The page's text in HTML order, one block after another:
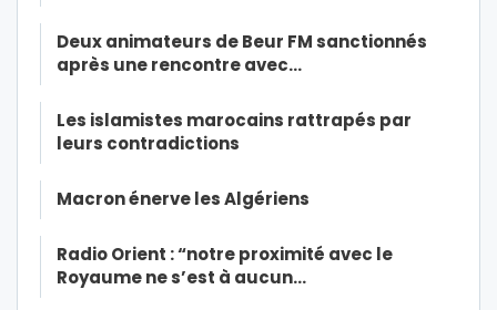
Deux animateurs de Beur FM sanctionnés
après une rencontre avec…
Les islamistes marocains rattrapés par
leurs contradictions
Macron énerve les Algériens
Radio Orient : “notre proximité avec le
Royaume ne s’est à aucun…